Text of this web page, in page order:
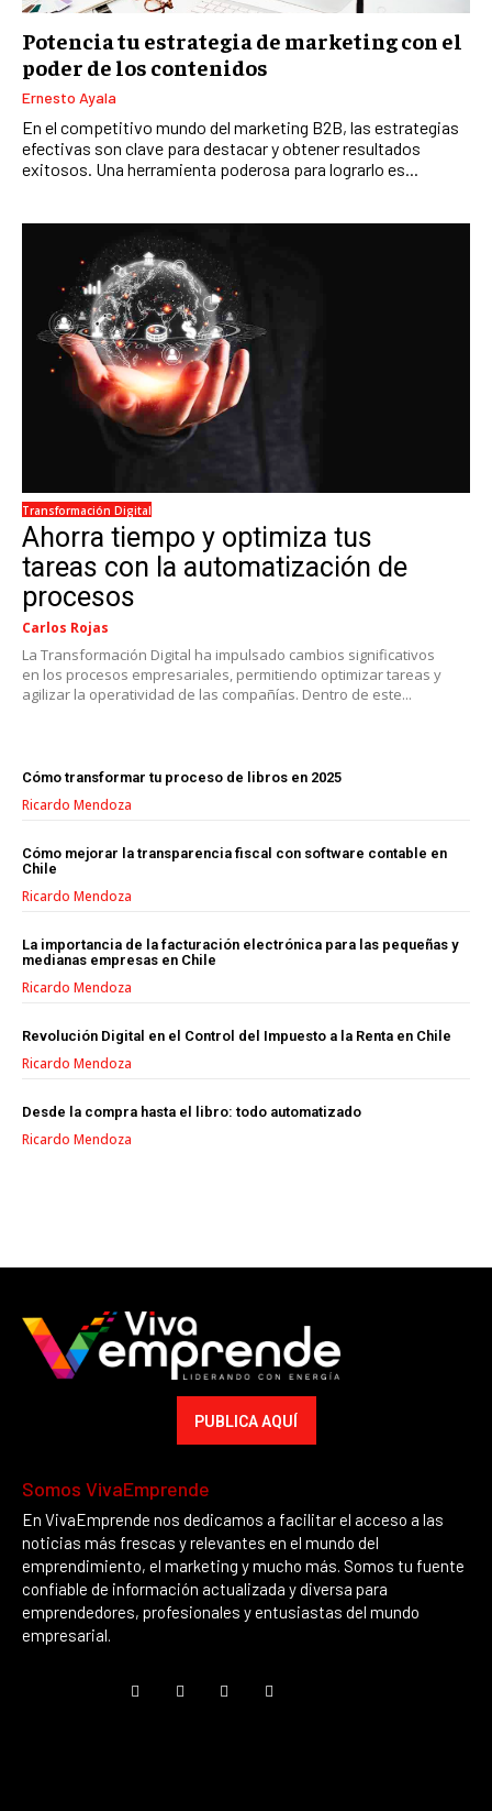
Potencia tu estrategia de marketing con el
poder de los contenidos
Ernesto Ayala
En el competitivo mundo del marketing B2B, las estrategias
efectivas son clave para destacar y obtener resultados
exitosos. Una herramienta poderosa para lograrlo es...
Transformación Digital
Ahorra tiempo y optimiza tus
tareas con la automatización de
procesos
Carlos Rojas
La Transformación Digital ha impulsado cambios significativos
en los procesos empresariales, permitiendo optimizar tareas y
agilizar la operatividad de las compañías. Dentro de este...
Cómo transformar tu proceso de libros en 2025
Ricardo Mendoza
Cómo mejorar la transparencia fiscal con software contable en
Chile
Ricardo Mendoza
La importancia de la facturación electrónica para las pequeñas y
medianas empresas en Chile
Ricardo Mendoza
Revolución Digital en el Control del Impuesto a la Renta en Chile
Ricardo Mendoza
Desde la compra hasta el libro: todo automatizado
Ricardo Mendoza
PUBLICA AQUÍ
Somos VivaEmprende
En VivaEmprende nos dedicamos a facilitar el acceso a las
noticias más frescas y relevantes en el mundo del
emprendimiento, el marketing y mucho más. Somos tu fuente
confiable de información actualizada y diversa para
emprendedores, profesionales y entusiastas del mundo
empresarial.